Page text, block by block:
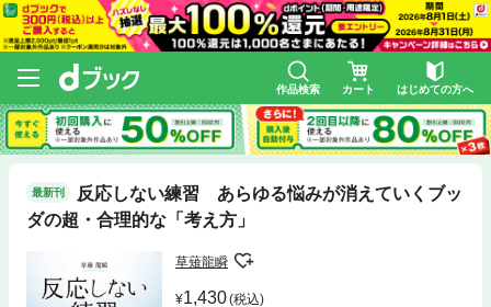
作品検索 カート はじめての方へ
最新刊
反応しない練習 あらゆる悩みが消えていくブッ
ダの超・合理的な「考え方」
草薙龍瞬
1,430(税込)